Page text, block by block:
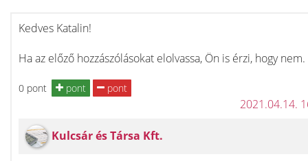
Kedves Katalin!
Ha az előző hozzászólásokat elolvassa, Ön is érzi, hogy nem.
0 pont pont pont
2021.04.14.
Kulcsár és Társa Kft.